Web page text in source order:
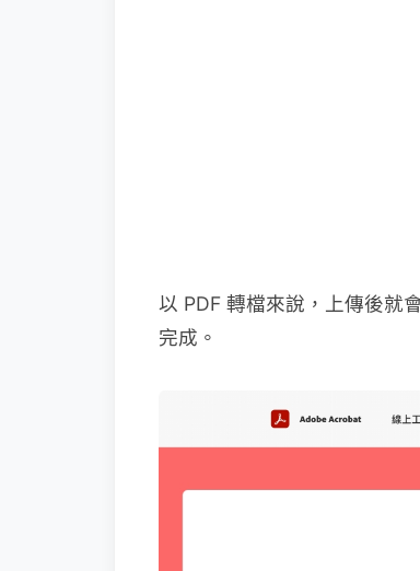
以 PDF 轉檔來說，上傳後就
完成。